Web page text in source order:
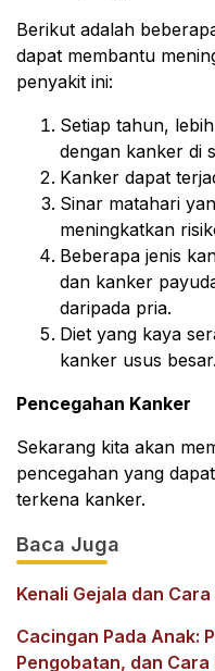
Berikut adalah
dapat membantu
penyakit ini:
Setiap tahun,
dengan kanker di
Kanker dapat
Sinar matahari
meningkatkan
Beberapa jenis
dan kanker
daripada pria.
Diet yang kaya
kanker usus besar.
Pencegahan Kanker
Sekarang kita akan
pencegahan yang
terkena kanker.
Baca Juga
Kenali Gejala dan
Cacingan Pada Anak:
Pengobatan, dan